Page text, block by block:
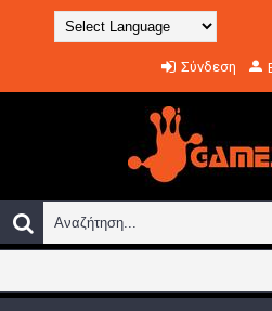
Translate Σύνδεση